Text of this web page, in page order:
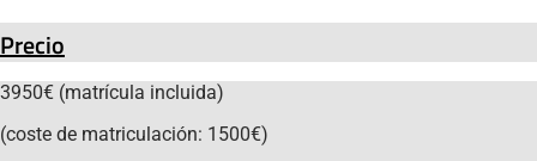
Precio
3950€ (matrícula incluida)
(coste de matriculación: 1500€)